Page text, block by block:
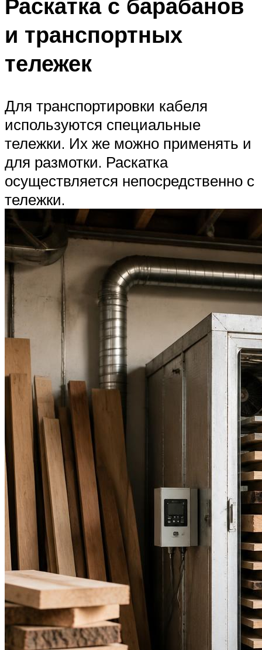
и транспортных
тележек
Для транспортировки кабеля
используются специальные
тележки. Их же можно применять и
для размотки. Раскатка
осуществляется непосредственно с
тележки.